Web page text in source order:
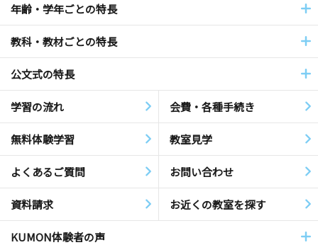
年齢・学年ごとの特長
教科・教材ごとの特長
公文式の特長
学習の流れ 会費・各種手続き
無料体験学習 教室見学
よくあるご質問 お問い合わせ
資料請求 お近くの教室を探す
KUMON体験者の声